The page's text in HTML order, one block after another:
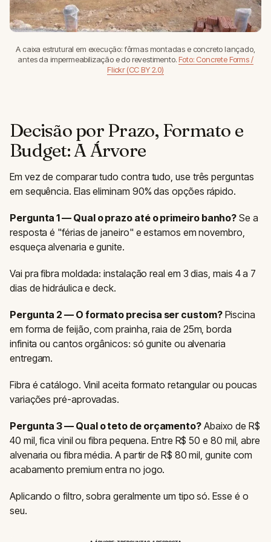
A caixa estrutural em execução: fôrmas montadas e concreto lançado,
antes da impermeabilização e do revestimento.Foto: Concrete Forms /
Flickr (CC BY 2.0)
Decisão por Prazo, Formato e
Budget: A Árvore
Em vez de comparar tudo contra tudo, use três perguntas
em sequência. Elas eliminam 90% das opções rápido.
Pergunta 1 — Qual o prazo até o primeiro banho? Se a
resposta é "férias de janeiro" e estamos em novembro,
esqueça alvenaria e gunite.
Vai pra fibra moldada: instalação real em 3 dias, mais 4 a 7
dias de hidráulica e deck.
Pergunta 2 — O formato precisa ser custom?Piscina
em forma de feijão, com prainha, raia de 25m, borda
infinita ou cantos orgânicos: só gunite ou alvenaria
entregam.
Fibra é catálogo. Vinil aceita formato retangular ou poucas
variações pré-aprovadas.
Pergunta 3 — Qual o teto de orçamento?Abaixo de R$
40 mil, fica vinil ou fibra pequena. Entre R$ 50 e 80 mil, abre
alvenaria ou fibra média. A partir de R$ 80 mil, gunite com
acabamento premium entra no jogo.
Aplicando o filtro, sobra geralmente um tipo só. Esse é o
seu.